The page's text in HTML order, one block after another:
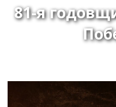
81-я